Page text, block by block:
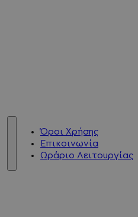
Όροι Χρήσης
Επικοινωνία
Ωράριο Λειτουργίας